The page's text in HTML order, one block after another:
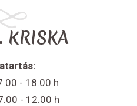
KRISKA
- 18.00 h
- 12.00 h